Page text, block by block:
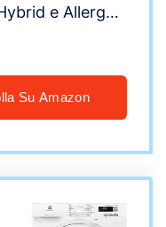
e Allergy
Carica
Su Amazon